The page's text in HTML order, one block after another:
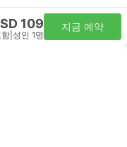
109
성인 1명
지금 예약